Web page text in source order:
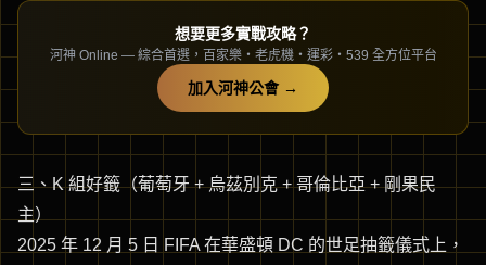
想要更多實戰攻略？
河神 Online — 綜合首選，百家樂・老虎機・運彩・539 全方位平台
加入河神公會→
三、K 組好籤（葡萄牙 + 烏茲別克 + 哥倫比亞 + 剛果民
主）
2025 年 12 月 5 日 FIFA 在華盛頓 DC 的世足抽籤儀式上，